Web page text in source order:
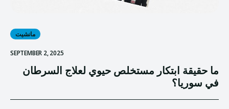
مانشيت
SEPTEMBER 2, 2025
ما حقيقة ابتكار مستخلص حيوي لعلاج السرطان
في سوريا؟